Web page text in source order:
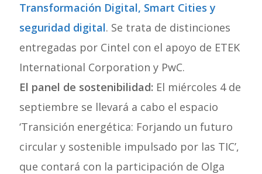
Transformación Digital, Smart Cities y
seguridad digital. Se trata de distinciones
entregadas por Cintel con el apoyo de ETEK
International Corporation y PwC.
El panel de sostenibilidad: El miércoles 4 de
septiembre se llevará a cabo el espacio
‘Transición energética: Forjando un futuro
circular y sostenible impulsado por las TIC’,
que contará con la participación de Olga